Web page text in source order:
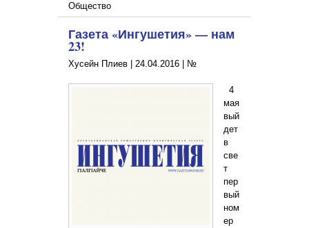
Общество
Газета «Ингушетия» — нам
23!
Хусейн Плиев | 24.04.2016 №
4
мая
вый
дет
в
све
т
пер
вый
ном
ер